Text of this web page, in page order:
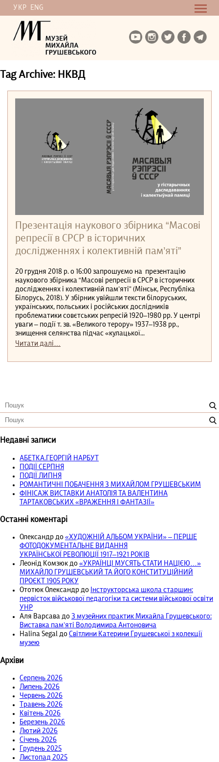
УКР ENG
Tag Archive: НКВД
Презентація наукового збірника “Масові
репресії в СРСР в історичних
дослідженнях і колективній пам’яті”
20 грудня 2018 р. о 16:00 запрошуємо на презентацію
наукового збірника “Масові репресії в СРСР в історичних
дослідженнях і колективній пам’яті” (Мінськ, Республіка
Білорусь, 2018). У збірник увійшли тексти білоруських,
українських, польських і російських дослідників
проблематики совєтських репресій 1920–1980 рр. У центрі
уваги – події т. зв. «Великого терору» 1937–1938 рр.,
знищення селянства підчас «кулацької...
Читати далі…
Недавні записи
АБЕТКА.ГЕОРГІЙ НАРБУТ
ПОДІЇ СЕРПНЯ
ПОДІЇ ЛИПНЯ
РОМАНТИЧНІ ПОБАЧЕННЯ З МИХАЙЛОМ ГРУШЕВСЬКИМ
ФІНІСАЖ ВИСТАВКИ АНАТОЛІЯ ТА ВАЛЕНТИНА
ТАРТАКОВСЬКИХ «ВРАЖЕННЯ І ФАНТАЗІЇ»
Останні коментарі
Олександр до «ХУДОЖНІЙ АЛЬБОМ УКРАЇНИ» – ПЕРШЕ
ФОТОДОКУМЕНТАЛЬНЕ ВИДАННЯ
УКРАЇНСЬКОЇ РЕВОЛЮЦІЇ 1917‒1921 РОКІВ
Леонід Комзюк до «УКРАЇНЦІ МУСЯТЬ СТАТИ НАЦІЄЮ…»
МИХАЙЛО ГРУШЕВСЬКИЙ ТА ЙОГО КОНСТИТУЦІЙНИЙ
ПРОЄКТ 1905 РОКУ
Ототюк Олександр до Інструкторська школа старшин:
первісток військової педагогіки та системи військової освіти
УНР
Аля Варсава до З музейних практик Михайла Грушевського:
Виставка пам’яті Володимира Антоновича
Halina Segal до Світлини Катерини Грушевської з колекції
музею
Архіви
Серпень 2026
Липень 2026
Червень 2026
Травень 2026
Квітень 2026
Березень 2026
Лютий 2026
Січень 2026
Грудень 2025
Листопад 2025